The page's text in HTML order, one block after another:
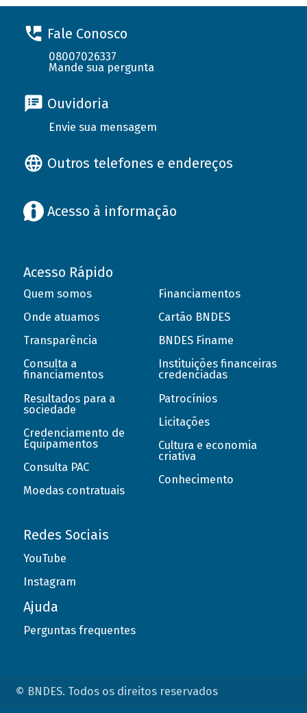
Fale Conosco
08007026337
Mande sua pergunta
Ouvidoria
Envie sua mensagem
Outros telefones e endereços
Acesso à informação
Acesso Rápido
Quem somos
Onde atuamos
Transparência
Consulta a
financiamentos
Resultados para a
sociedade
Credenciamento de
Equipamentos
Consulta PAC
Moedas contratuais
Financiamentos
Cartão BNDES
BNDES Finame
Instituições financeiras
credenciadas
Patrocínios
Licitações
Cultura e economia
criativa
Conhecimento
Redes Sociais
YouTube
Instagram
Ajuda
Perguntas frequentes
© BNDES. Todos os direitos reservados